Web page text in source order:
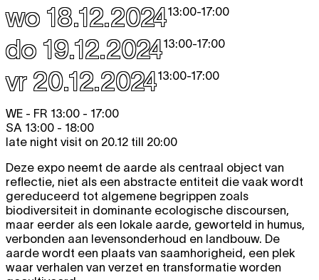
wo 18.12.202413:00-17:00
do 19.12.202413:00-17:00
vr 20.12.202413:00-17:00
WE - FR 13:00 - 17:00
SA 13:00 - 18:00
late night visit on 20.12 till 20:00
Deze expo neemt de aarde als centraal object van
reflectie, niet als een abstracte entiteit die vaak wordt
gereduceerd tot algemene begrippen zoals
biodiversiteit in dominante ecologische discoursen,
maar eerder als een lokale aarde, geworteld in humus,
verbonden aan levensonderhoud en landbouw. De
aarde wordt een plaats van saamhorigheid, een plek
waar verhalen van verzet en transformatie worden